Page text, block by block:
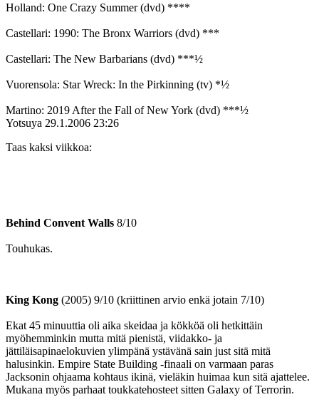
Holland: One Crazy Summer (dvd) ****
Castellari: 1990: The Bronx Warriors (dvd) ***
Castellari: The New Barbarians (dvd) ***½
Vuorensola: Star Wreck: In the Pirkinning (tv) *½
Martino: 2019 After the Fall of New York (dvd) ***½
Yotsuya 29.1.2006 23:26
Taas kaksi viikkoa:
Behind Convent Walls 8/10
Touhukas.
King Kong (2005) 9/10 (kriittinen arvio enkä jotain 7/10)
Ekat 45 minuuttia oli aika skeidaa ja kökköä oli hetkittäin
myöhemminkin mutta mitä pienistä, viidakko- ja
jättiläisapinaelokuvien ylimpänä ystävänä sain just sitä mitä
halusinkin. Empire State Building ‑finaali on varmaan paras
Jacksonin ohjaama kohtaus ikinä, vieläkin huimaa kun sitä ajattelee.
Mukana myös parhaat toukkatehosteet sitten Galaxy of Terrorin.